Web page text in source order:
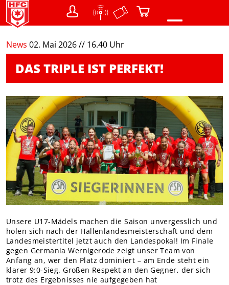
NEWS
VEREIN
Struktur / Gremien
SHOP
Warenkorb
FANS
Menschen mit Behinderung
DER CHEMIKER
NACHWUCHS
Teams Nachwuchs
MITGLIEDER
Online-Antrag
News 02. Mai 2026 // 16.40 Uhr
DAS TRIPLE IST PERFEKT!
Unsere U17-Mädels machen die Saison unvergesslich und
holen sich nach der Hallenlandesmeisterschaft und dem
Landesmeistertitel jetzt auch den Landespokal! Im Finale
gegen Germania Wernigerode zeigt unser Team von
Anfang an, wer den Platz dominiert – am Ende steht ein
klarer 9:0-Sieg. Großen Respekt an den Gegner, der sich
trotz des Ergebnisses nie aufgegeben hat